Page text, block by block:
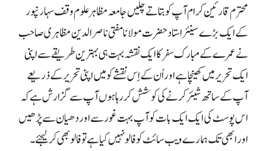
محترم قارئین کرام آپ کو بتاتے چلیں جامعہ مظاہر علوم وقف سہارنپور
کے ایک بڑے سینئر استاد حضرت مولانا مفتی ناصر الدین مظاہری صاحب
نے عمرے کے مبارک سفر کا ایک نقشہ بہت ہی بہترین طریقے سے اپنی
ایک تحریر میں کھینچا ہے اور اُن کے اِس نقشے کو میں اپنی تحریر کے ذریعے
آپ کے ساتھ شیئر کرنے کی کوشش کر رہا ہوں آپ سے گزارش ہے کہ
اس پوسٹ کی ایک ایک بات کو آپ بہت غور سے اور دھیان سے پڑھیں
اور ابھی تک ہمارے ویب سائٹ کو فالو نہیں کیا ہے تو فالو بھی کر لیجئے۔